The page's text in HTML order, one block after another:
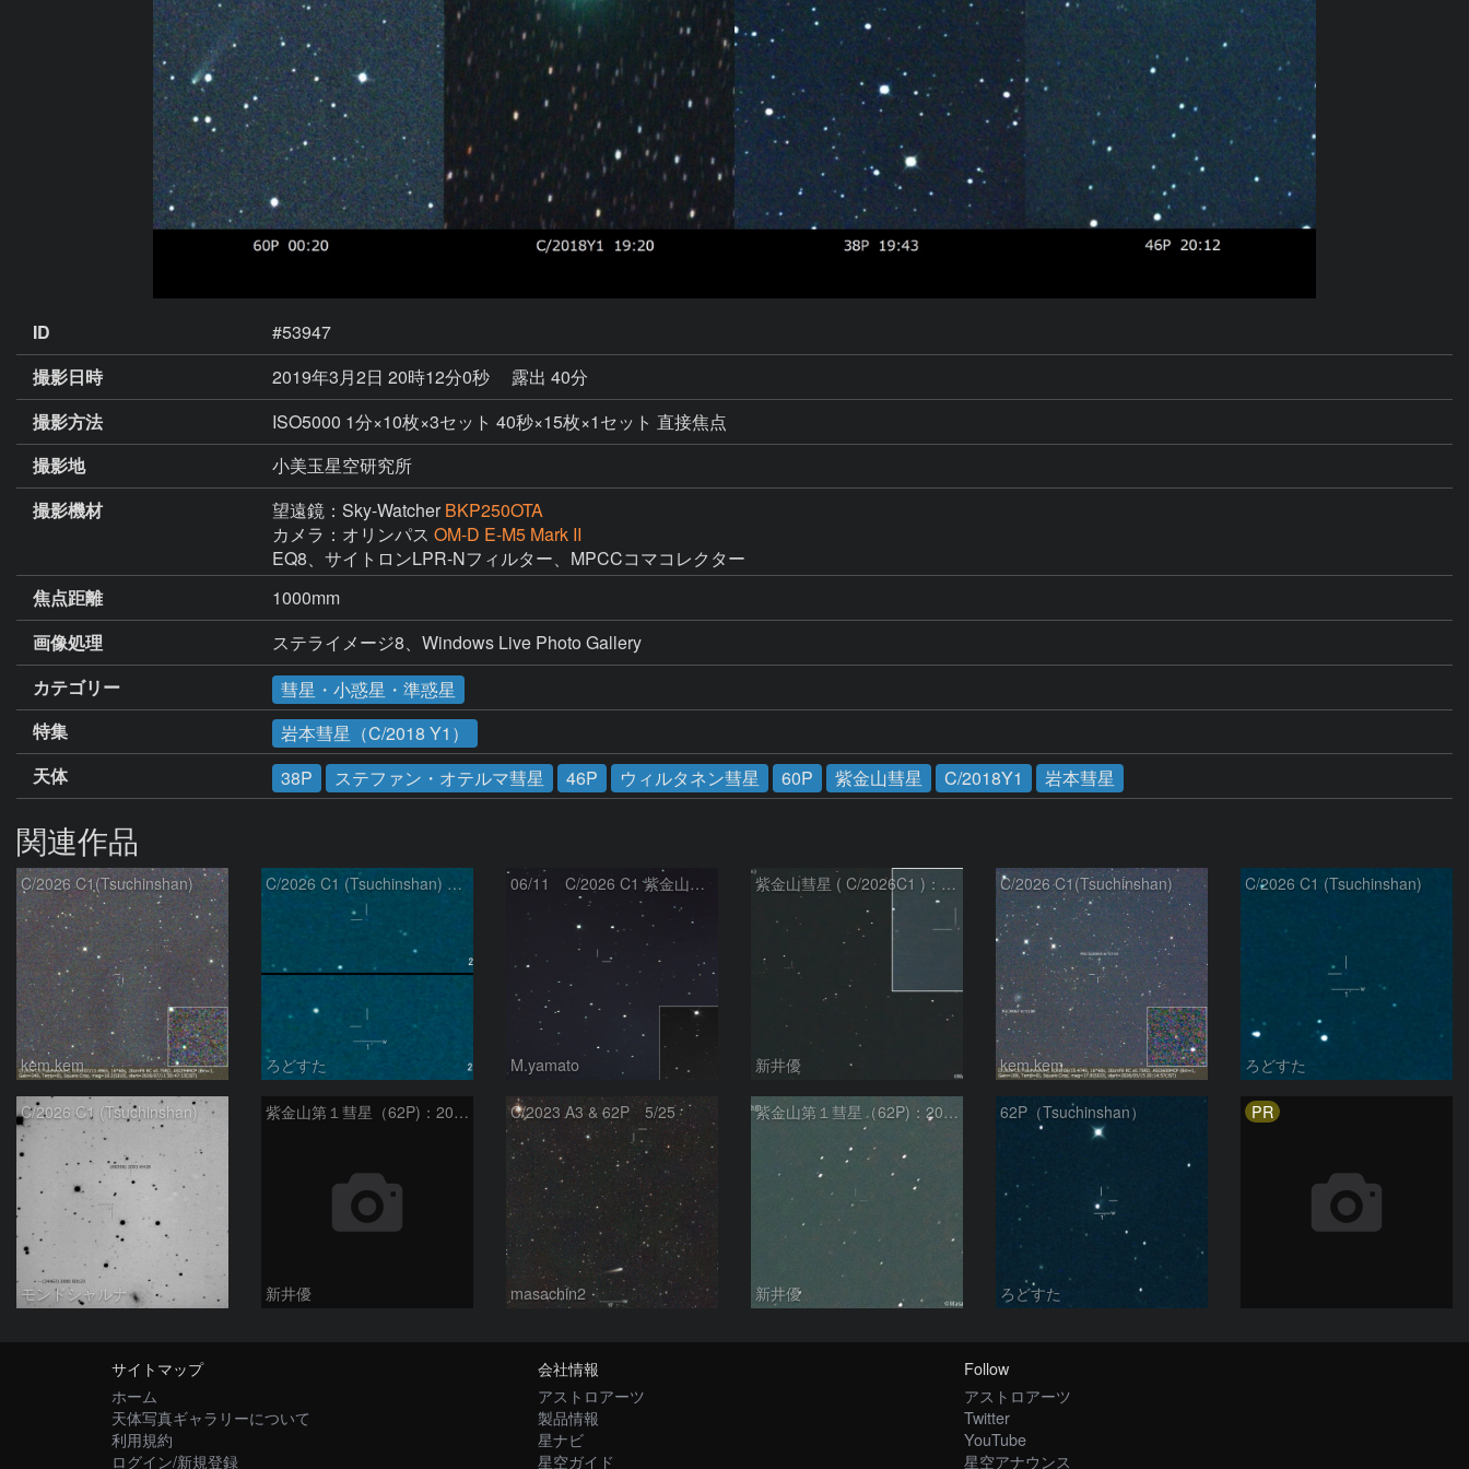
ID
#53947
撮影日時
2019年3月2日 20時12分0秒
露出 40分
撮影方法
ISO5000 1分×10枚×3セット 40秒×15枚×1セット 直接焦点
撮影地
小美玉星空研究所
撮影機材
望遠鏡：Sky-Watcher BKP250OTA
カメラ：オリンパス OM-D E-M5 Mark II
EQ8、サイトロンLPR-Nフィルター、MPCCコマコレクター
焦点距離
1000mm
画像処理
ステライメージ8、Windows Live Photo Gallery
カテゴリー
彗星・小惑星・準惑星
特集
岩本彗星（C/2018 Y1）
天体
38P ステファン・オテルマ彗星 46P ウィルタネン彗星 60P 紫金山彗星 C/2018Y1 岩本彗星
関連作品
C/2026 C1(Tsuchinshan)
kem.kem
C/2026 C1 (Tsuchinshan) の変化
ろどすた
06/11 C/2026 C1 紫金山彗星
M.yamato
紫金山彗星 ( C/2026C1 )：2026/05/16
新井優
C/2026 C1(Tsuchinshan)
kem.kem
C/2026 C1 (Tsuchinshan)
ろどすた
C/2026 C1 (Tsuchinshan)
モンドシャルナ
紫金山第１彗星（62P)：2024/06/05
新井優
C/2023 A3 & 62P 5/25
masachin2
紫金山第１彗星（62P)：2024/05/11
新井優
62P（Tsuchinshan）
ろどすた
PR
サイトマップ
ホーム
天体写真ギャラリーについて
利用規約
ログイン/新規登録
会社情報
アストロアーツ
製品情報
星ナビ
星空ガイド
Follow
アストロアーツ
Twitter
YouTube
星空アナウンス